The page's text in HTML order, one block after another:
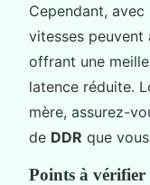
Cependant, avec
vitesses peuvent
offrant une
latence réduite.
mère, assurez-
de DDR que
Points à vérifier